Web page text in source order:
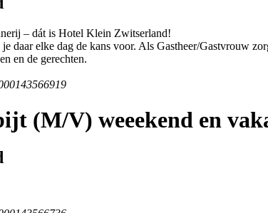
– dát is Hotel Klein Zwitserland!
daar elke dag de kans voor. Als Gastheer/Gastvrouw
en de gerechten.
(M/V) weeekend en